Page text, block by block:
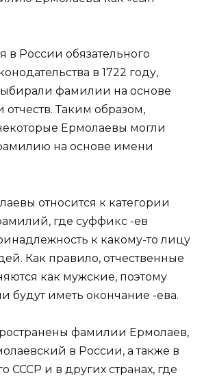
в России обязательного
в 1722 году,
фамилии на основе
Таким образом,
Ермолаевы могли
на основе имени
относится к категории
где суффикс -ев
к какому-то лицу
Как правило, отчественные
как мужские, поэтому
будут иметь окончание -ева.
фамилии Ермолаев,
в России, а также в
СССР и в других странах, где